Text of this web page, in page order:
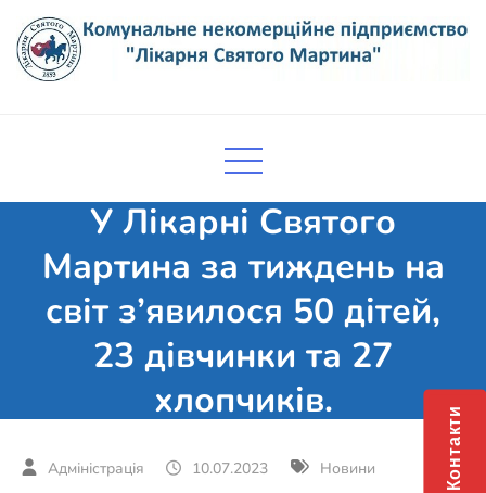
content
підприємство "Лікарня Святого
У Лікарні Святого
Мартина за тиждень на
світ з’явилося 50 дітей,
23 дівчинки та 27
хлопчиків.
10.07.2023 Новини Контакти